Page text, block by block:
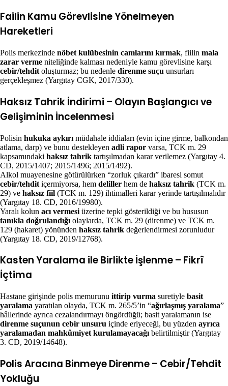
Failin Kamu Görevlisine Yönelmeyen
Hareketleri
Polis merkezinde nöbet kulübesinin camlarını kırmak, fiilin mala
zarar verme niteliğinde kalması nedeniyle kamu görevlisine karşı
cebir/tehdit oluşturmaz; bu nedenle direnme suçu unsurları
gerçekleşmez (Yargıtay CGK, 2017/330).
Haksız Tahrik İndirimi – Olayın Başlangıcı ve
Gelişiminin İncelenmesi
Polisin hukuka aykırı müdahale iddiaları (evin içine girme, balkondan
atlama, darp) ve bunu destekleyen adli rapor varsa, TCK m. 29
kapsamındaki haksız tahrik tartışılmadan karar verilemez (Yargıtay 4.
CD, 2015/1407; 2015/1496; 2015/1492).
Alkol muayenesine götürülürken “zorluk çıkardı” ibaresi somut
cebir/tehdit içermiyorsa, hem deliller hem de haksız tahrik (TCK m.
29) ve haksız fiil (TCK m. 129) ihtimalleri karar yerinde tartışılmalıdır
(Yargıtay 18. CD, 2016/19980).
Yaralı kolun acı vermesi üzerine tepki gösterildiği ve bu hususun
tanıkla doğrulandığı olaylarda, TCK m. 29 (direnme) ve TCK m.
129 (hakaret) yönünden haksız tahrik değerlendirmesi zorunludur
(Yargıtay 18. CD, 2019/12768).
Kasten Yaralama ile Birlikte İşlenme – Fikrî
İçtima
Hastane girişinde polis memurunu ittirip vurma suretiyle basit
yaralama yaratılan olayda, TCK m. 265/5’in “ağırlaşmış yaralama”
hâllerinde ayrıca cezalandırmayı öngördüğü; basit yaralamanın ise
direnme suçunun cebir unsuru içinde eriyeceği, bu yüzden ayrıca
yaralamadan mahkûmiyet kurulamayacağı belirtilmiştir (Yargıtay
3. CD, 2019/14648).
Polis Aracına Binmeye Direnme – Cebir/Tehdit
Yokluğu